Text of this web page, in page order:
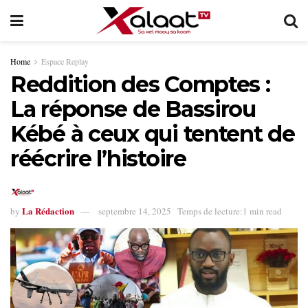
Home Espace Replay
Reddition des Comptes :
La réponse de Bassirou
Kébé à ceux qui tentent de
réécrire l’histoire
by La Rédaction septembre 14, 2025 Temps de lecture:1 min read